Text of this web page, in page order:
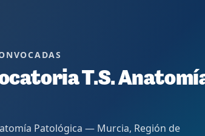
T.S.
Patológica — Murcia, Región de